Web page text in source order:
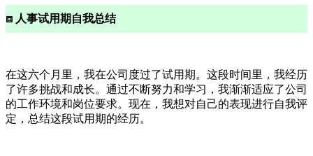
⧈ 人事试用期自我总结
在这六个月里，我在公司度过了试用期。这段时间里，我经历
了许多挑战和成长。通过不断努力和学习，我渐渐适应了公司
的工作环境和岗位要求。现在，我想对自己的表现进行自我评
定，总结这段试用期的经历。